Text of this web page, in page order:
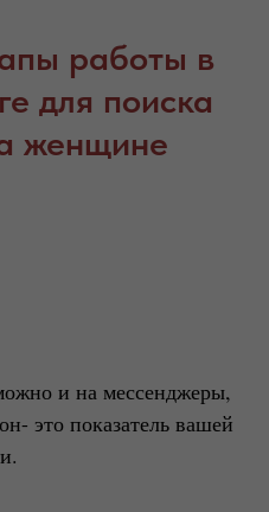
работы в
для поиска
женщине
и на мессенджеры,
это показатель вашей